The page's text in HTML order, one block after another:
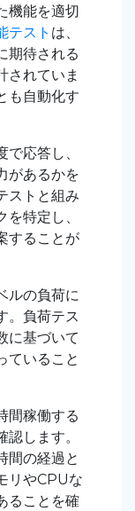
機能を適切
テスト は、
期待される
されていま
も自動化す
で応答し、
があるかを
ストと組み
特定し、
することが
ルの負荷に
。負荷テス
に基づいて
ていること
間稼働する
します。
間の経過と
リやCPUな
ることを確